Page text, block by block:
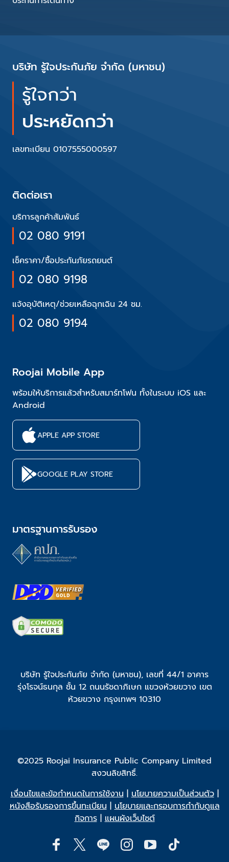
บริษัท รู้ใจประกันภัย จำกัด (มหาชน)
รู้ใจกว่า
ประหยัดกว่า
เลขทะเบียน 0107555000597
ติดต่อเรา
บริการลูกค้าสัมพันธ์
02 080 9191
เช็คราคา/ซื้อประกันภัยรถยนต์
02 080 9198
แจ้งอุบัติเหตุ/ช่วยเหลือฉุกเฉิน 24 ชม.
02 080 9194
Roojai Mobile App
พร้อมให้บริการแล้วสำหรับสมาร์ทโฟน ทั้งในระบบ iOS และ
Android
APPLE APP STORE
GOOGLE PLAY STORE
มาตรฐานการรับรอง
บริษัท รู้ใจประกันภัย จำกัด (มหาชน), เลขที่ 44/1 อาคาร
รุ่งโรจน์ธนกุล ชั้น 12 ถนนรัชดาภิเษก แขวงห้วยขวาง เขต
ห้วยขวาง กรุงเทพฯ 10310
©2025 Roojai Insurance Public Company Limited
สงวนลิขสิทธิ์.
เงื่อนไขและข้อกำหนดในการใช้งาน|นโยบายความเป็นส่วนตัว|
หนังสือรับรองการขึ้นทะเบียน|นโยบายและกรอบการกำกับดูแล
กิจการ|แผนผังเว็บไซต์